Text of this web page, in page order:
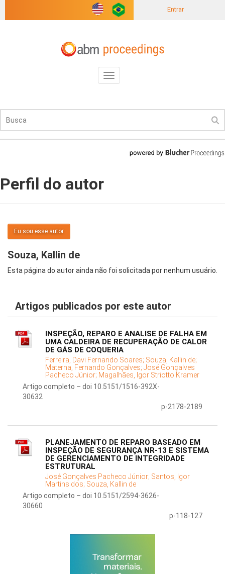
Entrar
Toggle
navigation
Perfil do autor
Eu sou esse autor
Souza, Kallin de
Esta página do autor ainda não foi solicitada por nenhum usuário.
Artigos publicados por este autor
INSPEÇÃO, REPARO E ANALISE DE FALHA EM
UMA CALDEIRA DE RECUPERAÇÃO DE CALOR
DE GÁS DE COQUERIA
Ferreira, Davi Fernando Soares; Souza, Kallin de;
Materna, Fernando Gonçalves; José Gonçalves
Pacheco Júnior; Magalhães, Igor Striotto Kramer
Artigo completo – doi 10.5151/1516-392X-
30632
p-2178-2189
PLANEJAMENTO DE REPARO BASEADO EM
INSPEÇÃO DE SEGURANÇA NR-13 E SISTEMA
DE GERENCIAMENTO DE INTEGRIDADE
ESTRUTURAL
José Gonçalves Pacheco Júnior; Santos, Igor
Martins dos; Souza, Kallin de
Artigo completo – doi 10.5151/2594-3626-
30660
p-118-127